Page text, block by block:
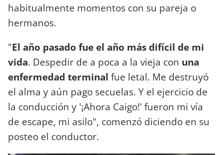
habitualmente momentos con su pareja o
hermanos.
"El año pasado fue el año más difícil de mi
vida. Despedir de a poca a la vieja con una
enfermedad terminal fue letal. Me destruyó
el alma y aún pago secuelas. Y el ejercicio de
la conducción y '¡Ahora Caigo!' fueron mi vía
de escape, mi asilo", comenzó diciendo en su
posteo el conductor.